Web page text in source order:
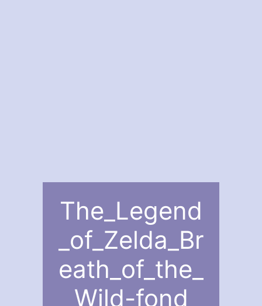
The_Legend
_of_Zelda_Br
eath_of_the_
Wild-fond